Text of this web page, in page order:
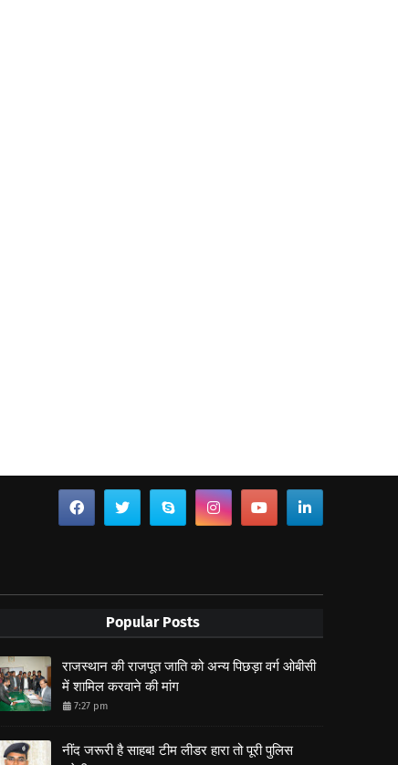
Popular Posts
राजस्थान की राजपूत जाति को अन्य पिछड़ा वर्ग ओबीसी
में शामिल करवाने की मांग
7:27 pm
नींद जरूरी है साहब! टीम लीडर हारा तो पूरी पुलिस